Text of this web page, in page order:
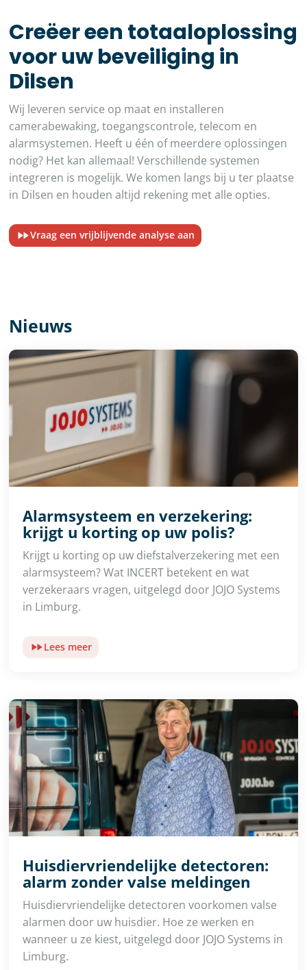
Creëer een totaaloplossing
voor uw beveiliging in
Dilsen
Wij leveren service op maat en installeren
camerabewaking, toegangscontrole, telecom en
alarmsystemen. Heeft u één of meerdere oplossingen
nodig? Het kan allemaal! Verschillende systemen
integreren is mogelijk. We komen langs bij u ter plaatse
in Dilsen en houden altijd rekening met alle opties.
Vraag een vrijblijvende analyse aan
Nieuws
Alarmsysteem en verzekering:
krijgt u korting op uw polis?
Krijgt u korting op uw diefstalverzekering met een
alarmsysteem? Wat INCERT betekent en wat
verzekeraars vragen, uitgelegd door JOJO Systems
in Limburg.
Lees meer
Huisdiervriendelijke detectoren:
alarm zonder valse meldingen
Huisdiervriendelijke detectoren voorkomen valse
alarmen door uw huisdier. Hoe ze werken en
wanneer u ze kiest, uitgelegd door JOJO Systems in
Limburg.